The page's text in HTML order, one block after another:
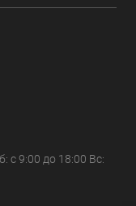
с 9:00 до 18:00 Вс: